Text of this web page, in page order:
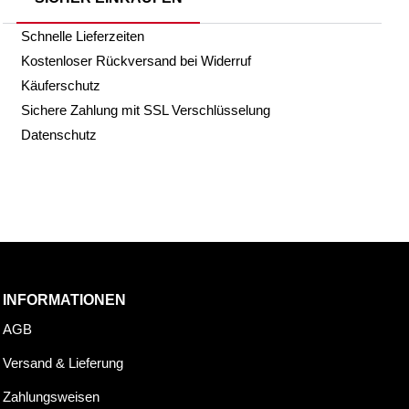
Schnelle Lieferzeiten
Kostenloser Rückversand bei Widerruf
Käuferschutz
Sichere Zahlung mit SSL Verschlüsselung
Datenschutz
INFORMATIONEN
AGB
Versand & Lieferung
Zahlungsweisen